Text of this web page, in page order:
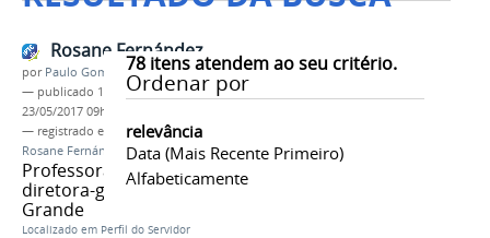
78itens atendem ao seu critério.
Ordenar por
relevância
Data (mais Recente Primeiro)
Alfabeticamente
Rosane Fernández
por Paulo Gomes
— publicado 17/05/2017 —última modificação
23/05/2017 09h30
— registrado em:
Perfil do Servidor
Rosane Fernández
Professora de Espanhol e
diretora-geral do Campus Campo
Grande
Localizado em Perfil do Servidor